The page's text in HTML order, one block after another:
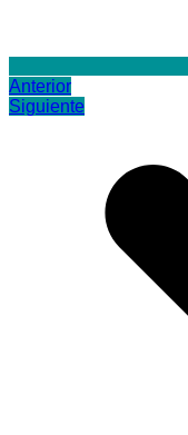
Anterior
Siguiente